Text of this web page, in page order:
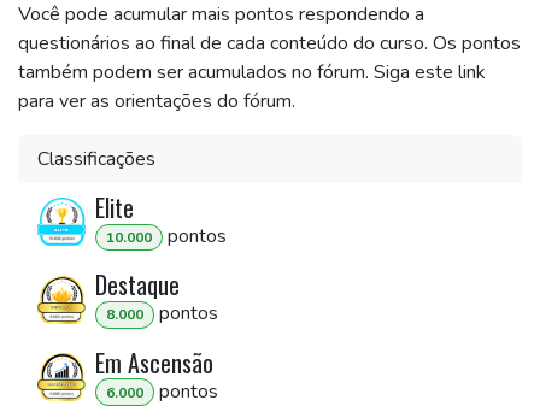
Você pode acumular mais pontos respondendo a
questionários ao final de cada conteúdo do curso. Os pontos
também podem ser acumulados no fórum. Siga este link
para ver as orientações do fórum.
Classificações
Elite
10.000 pontos
Destaque
8.000 pontos
Em Ascensão
6.000 pontos